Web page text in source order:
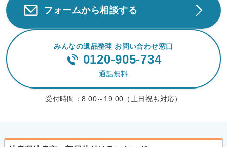
フォームから相談する
みんなの遺品整理 お問い合わせ窓口
0120-905-734
通話無料
受付時間：8:00～19:00（土日祝も対応）